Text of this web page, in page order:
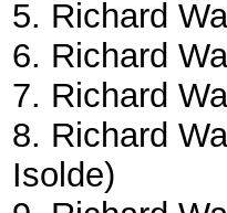
5. Richard
6. Richard
7. Richard
8. Richard
Isolde)